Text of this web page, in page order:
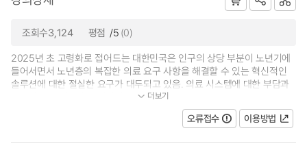
조회수3,124 평점 /5 (0)
2025년 초 고령화로 접어드는 대한민국은 인구의 상당 부분이 노년기에
들어서면서 노년층의 복잡한 의료 요구 사항을 해결할 수 있는 혁신적인
솔루션에 대한 절실한 요구가 대두되고 있음. 의료 시스템에 대한 부담과
노인의 삶의 질을 향상시키려는 욕구...
더보기
오류접수 이용방법